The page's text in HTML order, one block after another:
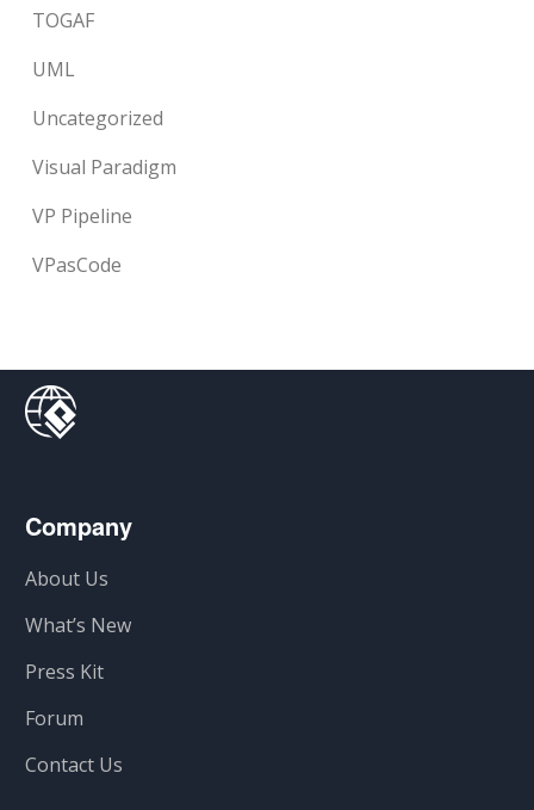
TOGAF
UML
Uncategorized
Visual Paradigm
VP Pipeline
VPasCode
Company
About Us
What’s New
Press Kit
Forum
Contact Us